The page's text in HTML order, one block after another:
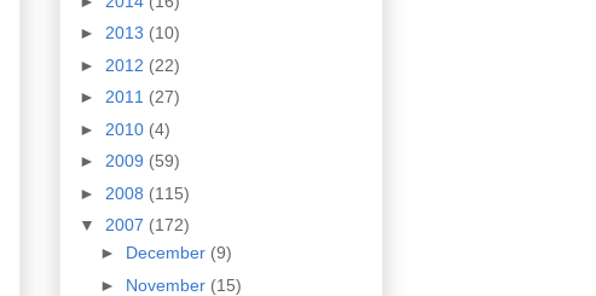
► 2013 (10)
► 2012 (22)
► 2011 (27)
► 2010 (4)
► 2009 (59)
► 2008 (115)
▼ 2007 (172)
► December (9)
► November (15)